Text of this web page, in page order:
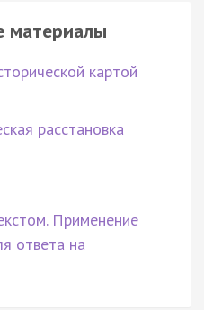
материалы
картой
расстановка
Применение
ответа на